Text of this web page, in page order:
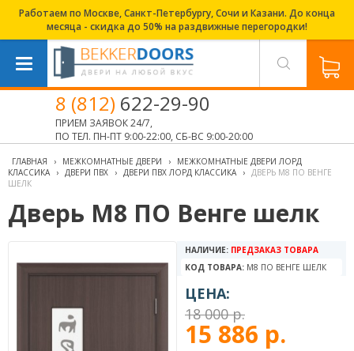
Работаем по Москве, Санкт-Петербургу, Сочи и Казани. До конца
месяца - скидка до 50% на раздвижные перегородки!
8 (812) 622-29-90
ПРИЕМ ЗАЯВОК 24/7,
ПО ТЕЛ. ПН-ПТ 9:00-22:00, СБ-ВС 9:00-20:00
ГЛАВНАЯ › МЕЖКОМНАТНЫЕ ДВЕРИ ›
МЕЖКОМНАТНЫЕ ДВЕРИ ЛОРД
КЛАССИКА
› ДВЕРИ ПВХ › ДВЕРИ ПВХ ЛОРД КЛАССИКА › ДВЕРЬ М8 ПО ВЕНГЕ
ШЕЛК
Дверь М8 ПО Венге шелк
НАЛИЧИЕ: ПРЕДЗАКАЗ ТОВАРА
КОД ТОВАРА: М8 ПО ВЕНГЕ ШЕЛК
ЦЕНА:
18 000 р.
15 886 р.